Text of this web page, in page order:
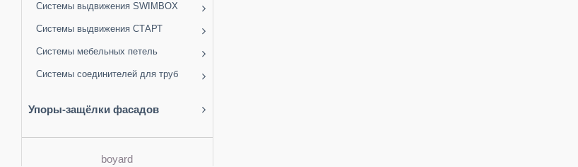
Системы выдвижения SWIMBOX
Системы выдвижения СТАРТ
Системы мебельных петель
Системы соединителей для труб
Упоры-защёлки фасадов
boyard